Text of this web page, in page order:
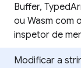
Buffer, Typed
ou Wasm com
inspetor de
Modificar a